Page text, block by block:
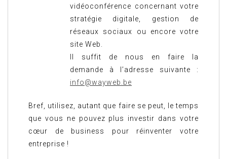
vidéoconférence concernant votre
stratégie digitale, gestion de
réseaux sociaux ou encore votre
site Web.
Il suffit de nous en faire la
demande à l’adresse suivante :
info@wayweb.be
Bref, utilisez, autant que faire se peut, le temps
que vous ne pouvez plus investir dans votre
cœur de business pour réinventer votre
entreprise !